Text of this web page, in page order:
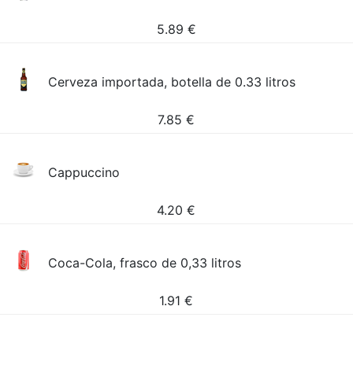
5.89 €
Cerveza importada, botella de 0.33 litros
7.85 €
Cappuccino
4.20 €
Coca-Cola, frasco de 0,33 litros
1.91 €